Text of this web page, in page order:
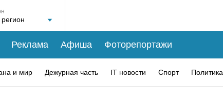
Реклама Афиша Фоторепортажи
и мир Дежурная часть IT новости Спорт Политика